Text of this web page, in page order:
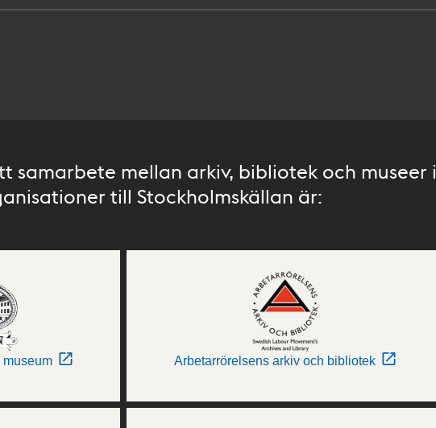
samarbete mellan arkiv, bibliotek och museer i
till Stockholmskällan är:
museum Arbetarrörelsens arkiv och bibliotek